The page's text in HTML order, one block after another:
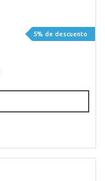
5% de descuento